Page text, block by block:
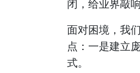
闭，给业界敲
面对困境，我
点：一是建立
式。